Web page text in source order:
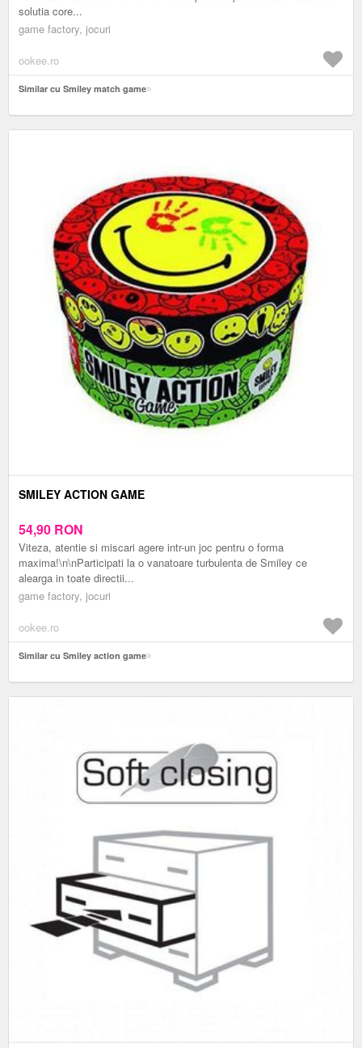
solutia core...
game factory, jocuri
ookee.ro
Similar cu Smiley match game
SMILEY ACTION GAME
54,90 RON
Viteza, atentie si miscari agere intr-un joc pentru o forma
maxima!\n\nParticipati la o vanatoare turbulenta de Smiley ce
alearga in toate directii...
game factory, jocuri
ookee.ro
Similar cu Smiley action game